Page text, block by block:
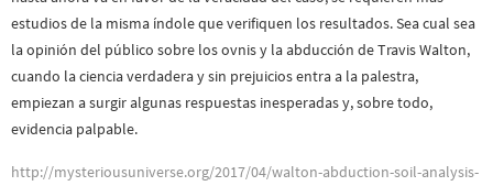
estudios de la misma índole que verifiquen los resultados. Sea cual sea
la opinión del público sobre los ovnis y la abducción de Travis Walton,
cuando la ciencia verdadera y sin prejuicios entra a la palestra,
empiezan a surgir algunas respuestas inesperadas y, sobre todo,
evidencia palpable.
http://mysteriousuniverse.org/2017/04/walton-abduction-soil-analysis-